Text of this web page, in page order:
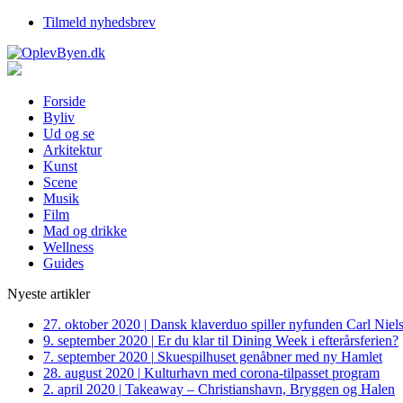
Tilmeld nyhedsbrev
Forside
Byliv
Ud og se
Arkitektur
Kunst
Scene
Musik
Film
Mad og drikke
Wellness
Guides
Nyeste artikler
27. oktober 2020 | Dansk klaverduo spiller nyfunden Carl
9. september 2020 | Er du klar til Dining Week i efterårsferien?
7. september 2020 | Skuespilhuset genåbner med ny Hamlet
28. august 2020 | Kulturhavn med corona-tilpasset program
2. april 2020 | Takeaway – Christianshavn, Bryggen og Halen